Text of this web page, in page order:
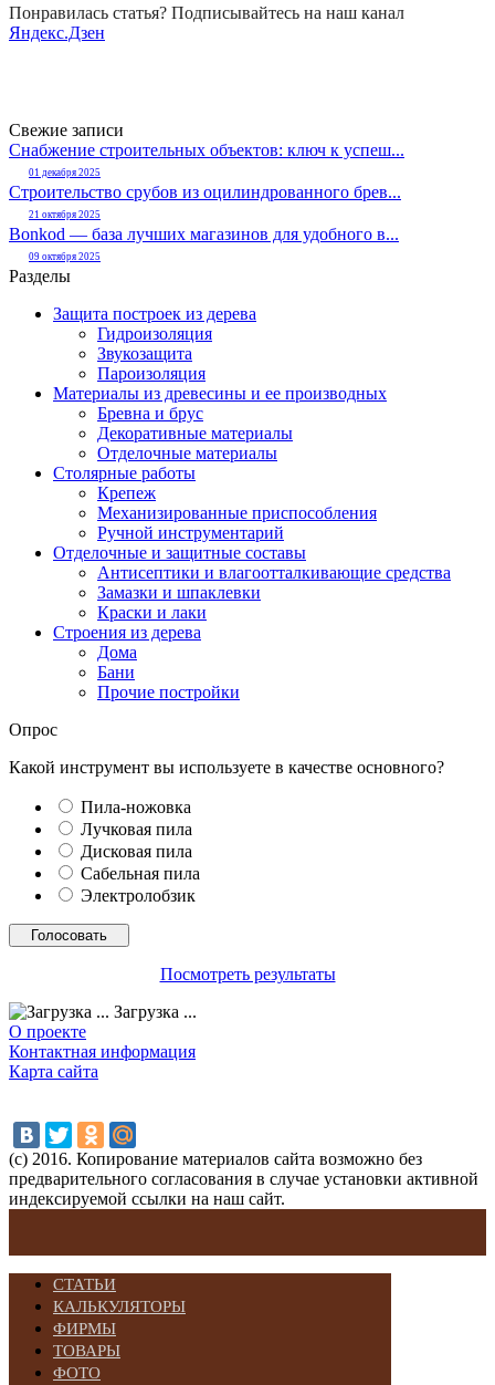
Понравилась статья? Подписывайтесь на наш канал
Яндекс.Дзен
Свежие записи
Снабжение строительных объектов: ключ к успеш...
01 декабря 2025
Строительство срубов из оцилиндрованного брев...
21 октября 2025
Bonkod — база лучших магазинов для удобного в...
09 октября 2025
Разделы
Защита построек из дерева
Гидроизоляция
Звукозащита
Пароизоляция
Материалы из древесины и ее производных
Бревна и брус
Декоративные материалы
Отделочные материалы
Столярные работы
Крепеж
Механизированные приспособления
Ручной инструментарий
Отделочные и защитные составы
Антисептики и влагоотталкивающие средства
Замазки и шпаклевки
Краски и лаки
Строения из дерева
Дома
Бани
Прочие постройки
Опрос
Какой инструмент вы используете в качестве основного?
Пила-ножовка
Лучковая пила
Дисковая пила
Сабельная пила
Электролобзик
Посмотреть результаты
Загрузка ...
О проекте
Контактная информация
Карта сайта
(с) 2016. Копирование материалов сайта возможно без
предварительного согласования в случае установки активной
индексируемой ссылки на наш сайт.
СТАТЬИ
КАЛЬКУЛЯТОРЫ
ФИРМЫ
ТОВАРЫ
ФОТО